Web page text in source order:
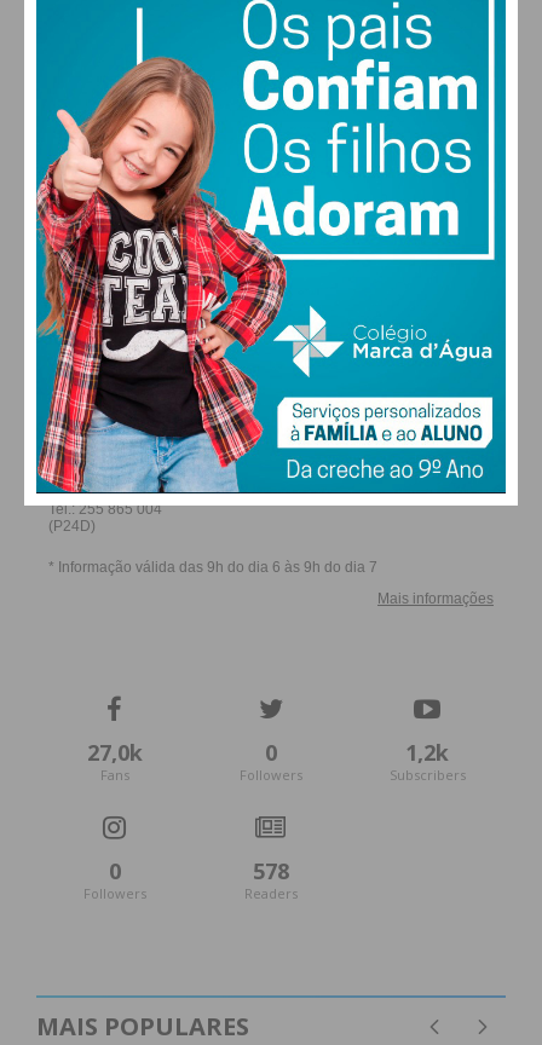
QUI SEX
29°
SÁB
27
DOM
FARMACIAS DE SERVIÇO EM PAÇOS DE
FERREIRA
27,0k
Fans
0
Followers
1,2k
Subscribers
0
Followers
578
Readers
MAIS POPULARES